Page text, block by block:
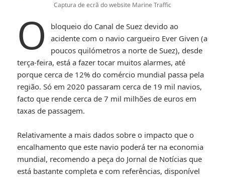
Captura de ecrã do website Marine Traffic
O
bloqueio do Canal de Suez devido ao
acidente com o navio cargueiro Ever Given (a
poucos quilómetros a norte de Suez), desde
terça-feira, está a fazer tocar muitos alarmes, até
porque cerca de 12% do comércio mundial passa pela
região. Só em 2020 passaram cerca de 19 mil navios,
facto que rende cerca de 7 mil milhões de euros em
taxas de passagem.
Relativamente a mais dados sobre o impacto que o
encalhamento que este navio poderá ter na economia
mundial, recomendo a peça do Jornal de Notícias que
está bastante completa e com referências, disponível